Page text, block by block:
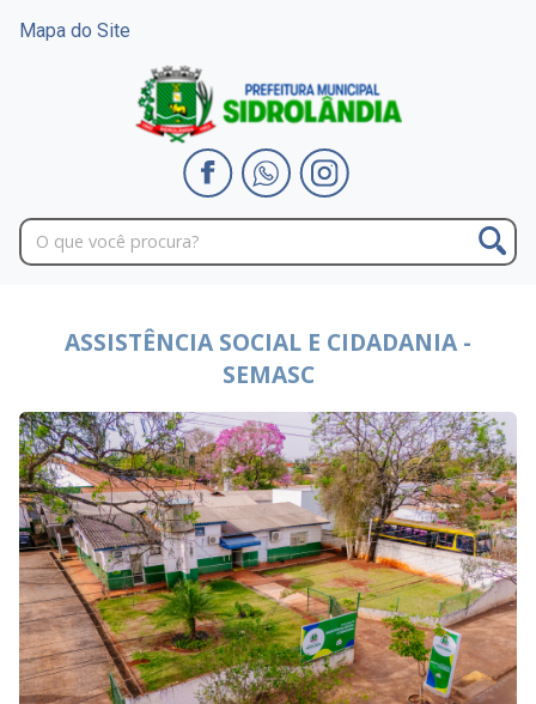
Mapa do Site
ASSISTÊNCIA SOCIAL E CIDADANIA -
SEMASC